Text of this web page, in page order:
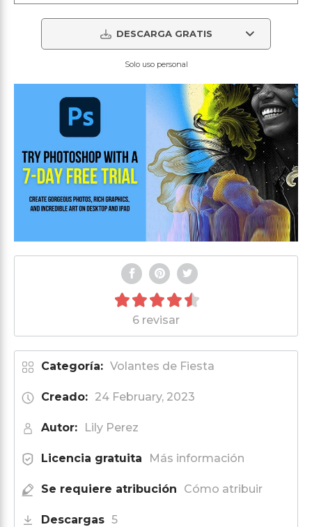
DESCARGA GRATIS
Solo uso personal
6 revisar
Categoría: Volantes de Fiesta
Creado: 24 February, 2023
Autor: Lily Perez
Licencia gratuita Más información
Se requiere atribución Cómo atribuir
Descargas 5